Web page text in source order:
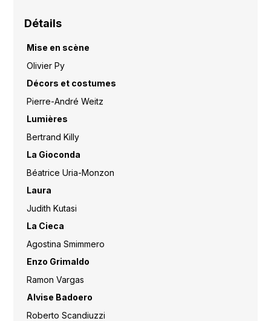
Détails
Mise en scène
Olivier Py
Décors et costumes
Pierre-André Weitz
Lumières
Bertrand Killy
La Gioconda
Béatrice Uria-Monzon
Laura
Judith Kutasi
La Cieca
Agostina Smimmero
Enzo Grimaldo
Ramon Vargas
Alvise Badoero
Roberto Scandiuzzi